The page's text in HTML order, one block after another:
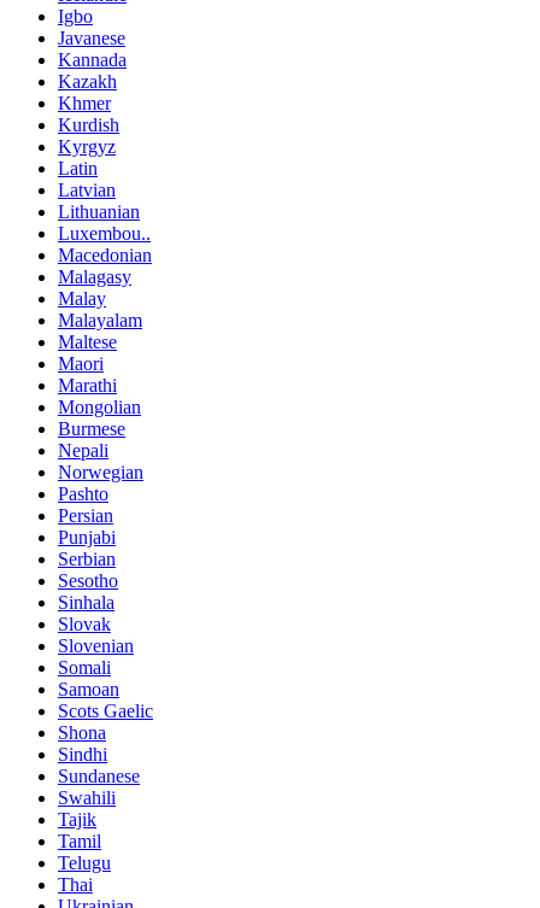
Igbo
Javanese
Kannada
Kazakh
Khmer
Kurdish
Kyrgyz
Latin
Latvian
Lithuanian
Luxembou..
Macedonian
Malagasy
Malay
Malayalam
Maltese
Maori
Marathi
Mongolian
Burmese
Nepali
Norwegian
Pashto
Persian
Punjabi
Serbian
Sesotho
Sinhala
Slovak
Slovenian
Somali
Samoan
Scots Gaelic
Shona
Sindhi
Sundanese
Swahili
Tajik
Tamil
Telugu
Thai